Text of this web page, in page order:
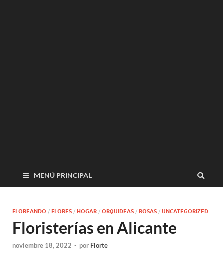
MENÚ PRINCIPAL
FLOREANDO / FLORES / HOGAR / ORQUIDEAS / ROSAS / UNCATEGORIZED
Floristerías en Alicante
noviembre 18, 2022 - por Florte